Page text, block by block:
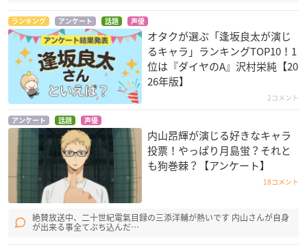
ランキング アンケート 話題 声優
オタクが選ぶ「逢坂良太が演じ
るキャラ」ランキングTOP10！1
位は『ダイヤのA』沢村栄純【20
26年版】
2コメント
アンケート 話題 声優
内山昂輝が演じる好きなキャラ
投票！やっぱり月島蛍？それと
も狗巻棘？【アンケート】
18コメント
絶賛放送中、二十世紀電氣目録の三添洋輔が熱いです 内山さんが自身
が出来る事全てぶち込んだ…